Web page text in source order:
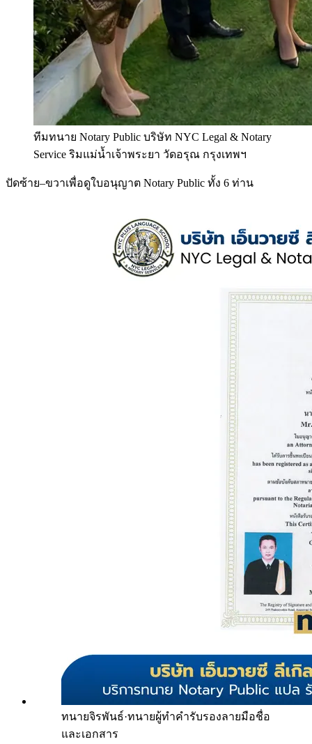
ทีมทนาย Notary Public บริษัท NYC Legal & Notary
Service ริมแม่น้ำเจ้าพระยา วัดอรุณ กรุงเทพฯ
ปัดซ้าย–ขวาเพื่อดูใบอนุญาต Notary Public ทั้ง 6 ท่าน
ทนายจิรพันธ์·ทนายผู้ทำคำรับรองลายมือชื่อ
และเอกสาร